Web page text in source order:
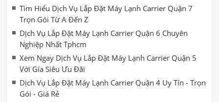
Tìm Hiểu Dịch Vụ Lắp Đặt Máy Lạnh Carrier Quận 7
Trọn Gói Từ A Đến Z
Dịch Vụ Lắp Đặt Máy Lạnh Carrier Quận 6 Chuyên
Nghiệp Nhất Tphcm
Xem Ngay Dịch Vụ Lắp Đặt Máy Lạnh Carrier Quận 5
Với Gía Siêu Ưu Đãi
Dịch Vụ Lắp Đặt Máy Lạnh Carrier Quận 4 Uy Tín - Trọn
Gói - Giá Rẻ